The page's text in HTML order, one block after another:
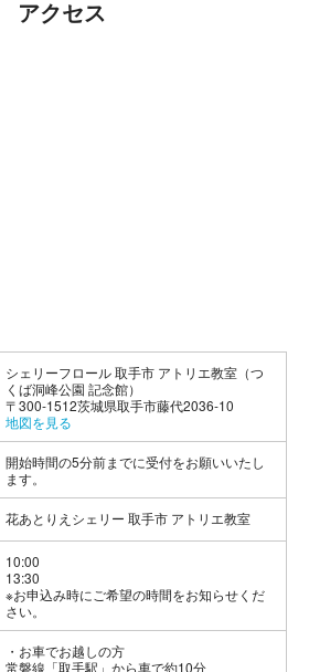
アクセス
シェリーフロール 取手市 アトリエ教室（つ
くば洞峰公園 記念館）
〒300-1512茨城県取手市藤代2036-10
地図を見る
開始時間の5分前までに受付をお願いいたし
ます。
花あとりえシェリー 取手市 アトリエ教室
10:00
13:30
※お申込み時にご希望の時間をお知らせくだ
さい。
お車でお越しの方
常磐線「取手駅」から車で約10分